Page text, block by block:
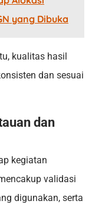
yang Dibuka
kualitas hasil
dan sesuai
dan
kegiatan
validasi
digunakan, serta